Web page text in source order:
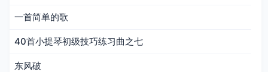
一首简单的歌
40首小提琴初级技巧练习曲之七
东风破